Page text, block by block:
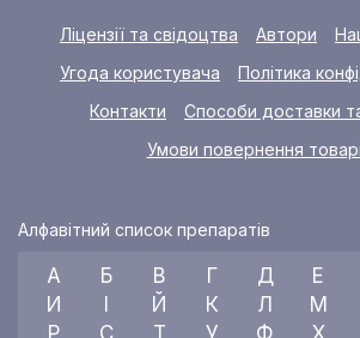
Ліцензії та свідоцтва Автори
Угода користувача
Політика
Контакти
Способи доставки
Умови повернення
Алфавітний список препаратів
А Б В Г Д Е
И
Й К Л М
Р
С Т У Ф Х